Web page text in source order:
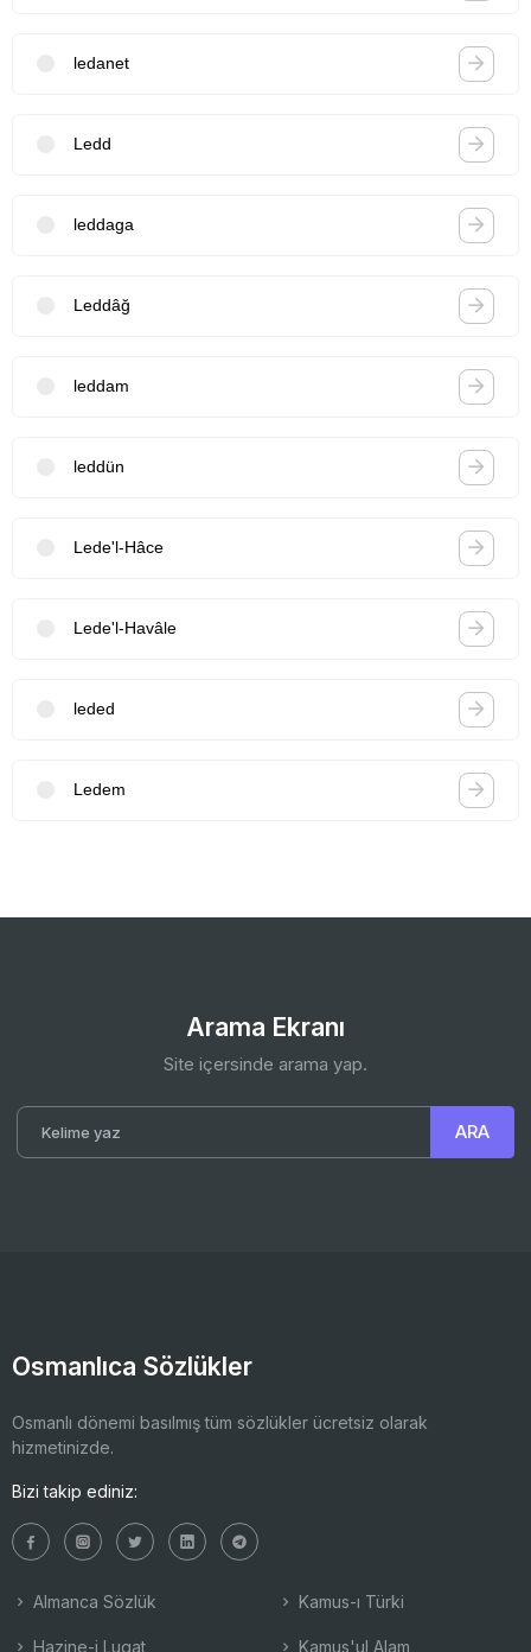
ledanet
Ledd
leddaga
Leddâğ
leddam
leddün
Lede'l-Hâce
Lede'l-Havâle
leded
Ledem
Arama Ekranı
Site içersinde arama yap.
Osmanlıca Sözlükler
Osmanlı dönemi basılmış tüm sözlükler ücretsiz olarak
hizmetinizde.
Bizi takip ediniz:
Almanca Sözlük
Hazine-i Lugat
Kamus-ı Türki
Kamus'ul Alam